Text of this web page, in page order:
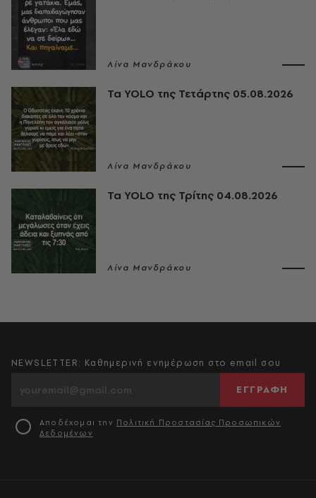
Λίνα Μανδράκου
Τα YOLO της Τετάρτης 05.08.2026
Λίνα Μανδράκου
Τα YOLO της Τρίτης 04.08.2026
Λίνα Μανδράκου
NEWSLETTER: Καθημερινή ενημέρωση στο email σου
ΕΓΓΡΑΦΗ
Αποδέχομαι την Πολιτική Προστασίας Προσωπικών
Δεδομένων